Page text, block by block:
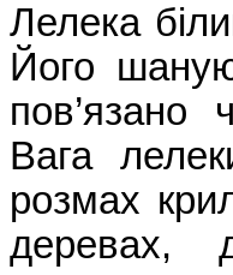
Лелека
Його
пов’язано
Вага
розмах
деревах,